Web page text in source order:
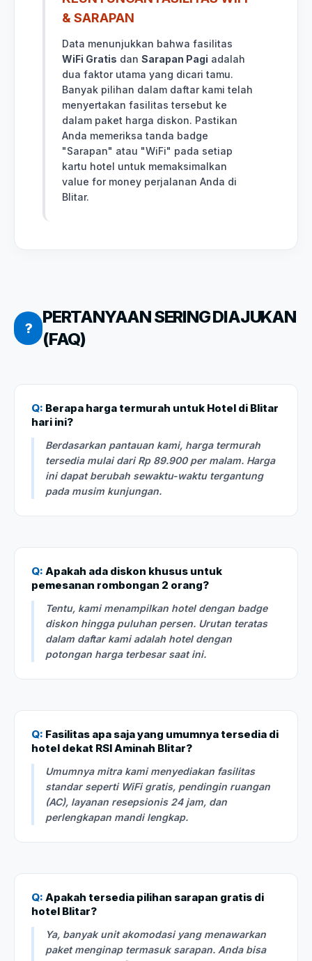
& SARAPAN
Data menunjukkan bahwa fasilitas
WiFi Gratis dan Sarapan Pagi adalah
dua faktor utama yang dicari tamu.
Banyak pilihan dalam daftar kami telah
menyertakan fasilitas tersebut ke
dalam paket harga diskon. Pastikan
Anda memeriksa tanda badge
"Sarapan" atau "WiFi" pada setiap
kartu hotel untuk memaksimalkan
value for money perjalanan Anda di
Blitar.
?
PERTANYAAN SERING DIAJUKAN
(FAQ)
Q: Berapa harga termurah untuk Hotel di Blitar
hari ini?
Berdasarkan pantauan kami, harga termurah
tersedia mulai dari Rp 89.900 per malam. Harga
ini dapat berubah sewaktu-waktu tergantung
pada musim kunjungan.
Q: Apakah ada diskon khusus untuk
pemesanan rombongan 2 orang?
Tentu, kami menampilkan hotel dengan badge
diskon hingga puluhan persen. Urutan teratas
dalam daftar kami adalah hotel dengan
potongan harga terbesar saat ini.
Q: Fasilitas apa saja yang umumnya tersedia di
hotel dekat RSI Aminah Blitar?
Umumnya mitra kami menyediakan fasilitas
standar seperti WiFi gratis, pendingin ruangan
(AC), layanan resepsionis 24 jam, dan
perlengkapan mandi lengkap.
Q: Apakah tersedia pilihan sarapan gratis di
hotel Blitar?
Ya, banyak unit akomodasi yang menawarkan
paket menginap termasuk sarapan. Anda bisa